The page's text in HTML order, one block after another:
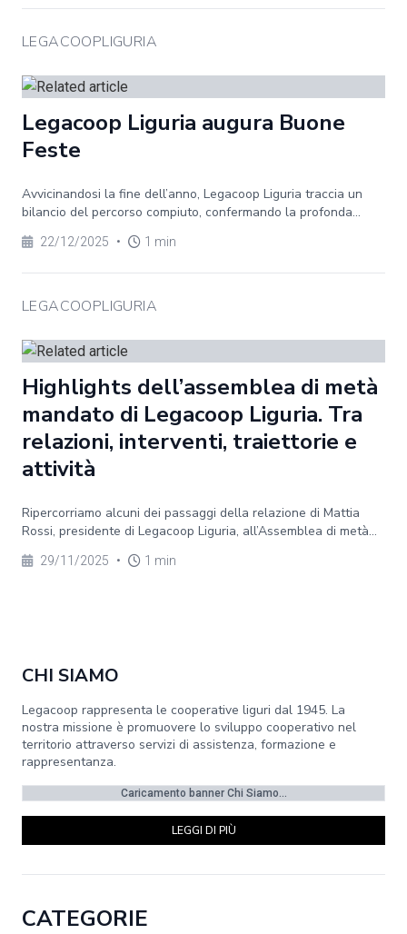
LEGACOOPLIGURIA
Legacoop Liguria augura Buone
Feste
Avvicinandosi la fine dell’anno, Legacoop Liguria traccia un
bilancio del percorso compiuto, confermando la profonda...
22/12/2025 • 1 min
LEGACOOPLIGURIA
Highlights dell’assemblea di metà
mandato di Legacoop Liguria. Tra
relazioni, interventi, traiettorie e
attività
Ripercorriamo alcuni dei passaggi della relazione di Mattia
Rossi, presidente di Legacoop Liguria, all’Assemblea di metà...
29/11/2025 • 1 min
CHI SIAMO
Legacoop rappresenta le cooperative liguri dal 1945. La
nostra missione è promuovere lo sviluppo cooperativo nel
territorio attraverso servizi di assistenza, formazione e
rappresentanza.
Caricamento banner Chi Siamo...
LEGGI DI PIÙ
CATEGORIE